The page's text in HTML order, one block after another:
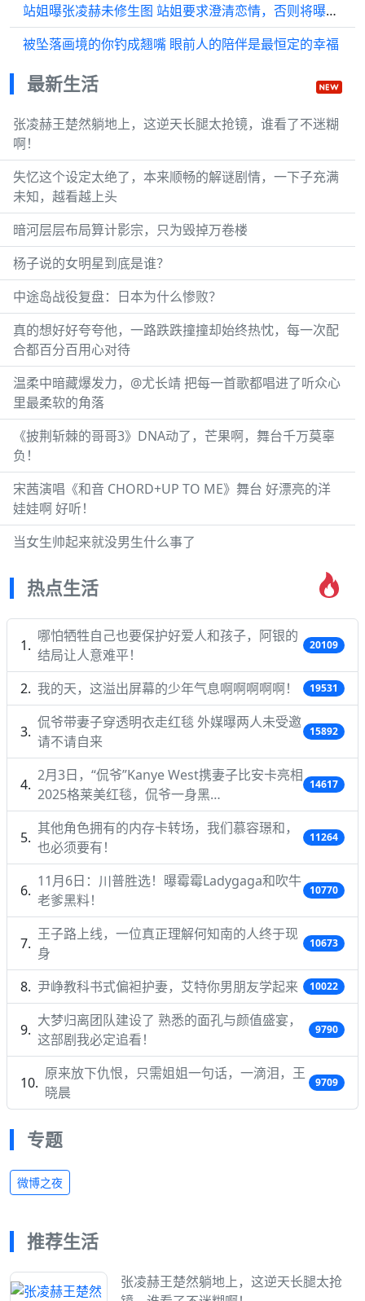
站姐曝张凌赫未修生图 站姐要求澄清恋情，否则将曝光更多..
被坠落画境的你钓成翘嘴 眼前人的陪伴是最恒定的幸福
最新生活
张凌赫王楚然躺地上，这逆天长腿太抢镜，谁看了不迷糊
啊！
失忆这个设定太绝了，本来顺畅的解谜剧情，一下子充满
未知，越看越上头
暗河层层布局算计影宗，只为毁掉万卷楼
杨子说的女明星到底是谁？
中途岛战役复盘：日本为什么惨败？
真的想好好夸夸他，一路跌跌撞撞却始终热忱，每一次配
合都百分百用心对待
温柔中暗藏爆发力，@尤长靖 把每一首歌都唱进了听众心
里最柔软的角落
《披荆斩棘的哥哥3》DNA动了，芒果啊，舞台千万莫辜
负！
宋茜演唱《和音 CHORD+UP TO ME》舞台 好漂亮的洋
娃娃啊 好听！
当女生帅起来就没男生什么事了
热点生活
哪怕牺牲自己也要保护好爱人和孩子，阿银的
结局让人意难平！
20109
我的天，这溢出屏幕的少年气息啊啊啊啊啊！ 19531
侃爷带妻子穿透明衣走红毯 外媒曝两人未受邀
请不请自来
15892
2月3日，“侃爷”Kanye West携妻子比安卡亮相
2025格莱美红毯，侃爷一身黑…
14617
其他角色拥有的内存卡转场，我们慕容璟和，
也必须要有！
11264
11月6日：川普胜选！曝霉霉Ladygaga和吹牛
老爹黑料！
10770
王子路上线，一位真正理解何知南的人终于现
身
10673
尹峥教科书式偏袒护妻，艾特你男朋友学起来 10022
大梦归离团队建设了 熟悉的面孔与颜值盛宴，
这部剧我必定追看！
9790
原来放下仇恨，只需姐姐一句话，一滴泪，王
晓晨
9709
专题
微博之夜
推荐生活
张凌赫王楚然躺地上，这逆天长腿太抢